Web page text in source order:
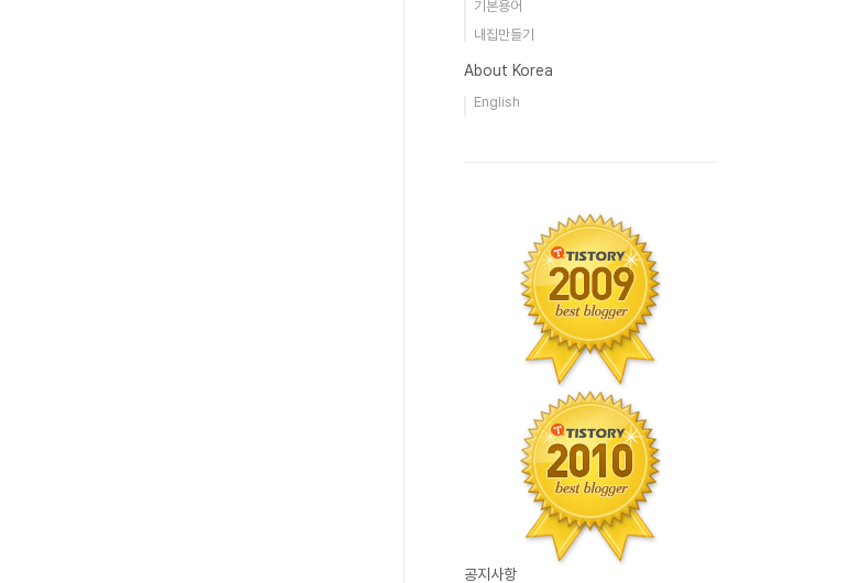
기본용어
내집만들기
About Korea
English
공지사항